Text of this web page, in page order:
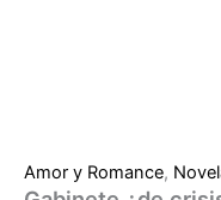
Amor y Romance,